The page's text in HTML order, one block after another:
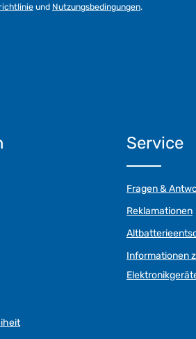
und Nutzungsbedingungen.
Service
Fragen &
Reklamationen
Informationen